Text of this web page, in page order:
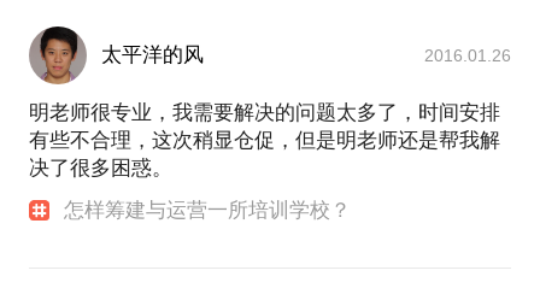
太平洋的风 2016.01.26
明老师很专业，我需要解决的问题太多了，时间安排
有些不合理，这次稍显仓促，但是明老师还是帮我解
决了很多困惑。
怎样筹建与运营一所培训学校？